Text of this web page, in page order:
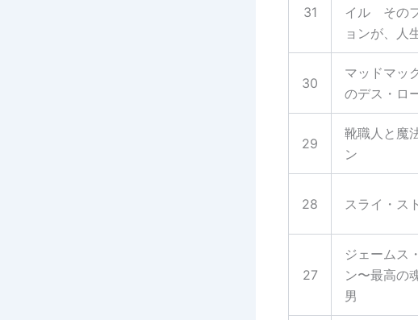
31
イル その
ョンが、人
30
マッドマッ
のデス・ロ
29
靴職人と魔
ン
28 スライ・ス
27
ジェームス
ン〜最高の
男